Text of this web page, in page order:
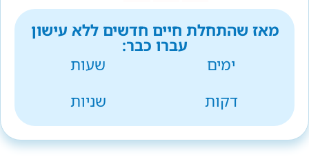
מאז שהתחלת חיים חדשים ללא עישון
עברו כבר:
ימים
שעות
דקות
שניות